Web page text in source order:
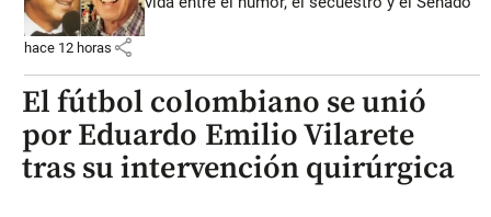
hace 12 horas share
El fútbol colombiano se unió
por Eduardo Emilio Vilarete
tras su intervención quirúrgica